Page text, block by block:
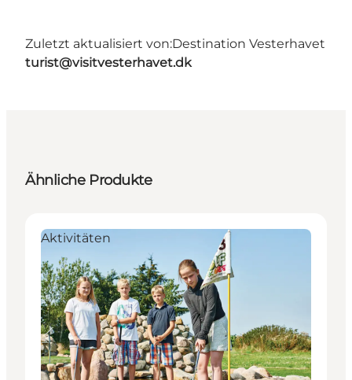
Zuletzt aktualisiert von:Destination Vesterhavet
turist@visitvesterhavet.dk
Ähnliche Produkte
Aktivitäten